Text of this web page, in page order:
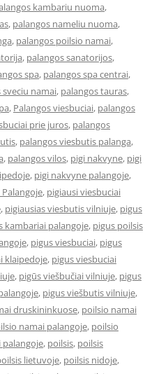
kambariu nuoma,
, palangos nameliu nuoma,
, palangos poilsio namai,
, palangos sanatorijos,
spa, palangos spa centrai,
sveciu namai, palangos tauras,
, Palangos viesbuciai, palangos
prie juros, palangos
, palangos viesbutis palanga,
, palangos vilos, pigi nakvyne, pigi
, pigi nakvyne palangoje,
, pigiausi viesbuciai
, pigiausias viesbutis vilniuje, pigus
kambariai palangoje, pigus poilsis
, pigus viesbuciai, pigus
klaipedoje, pigus viesbuciai
, pigūs viešbučiai vilniuje, pigus
, pigus viešbutis vilniuje,
druskininkuose, poilsio namai
namai palangoje, poilsio
palangoje, poilsis, poilsis
lietuvoje, poilsis nidoje,